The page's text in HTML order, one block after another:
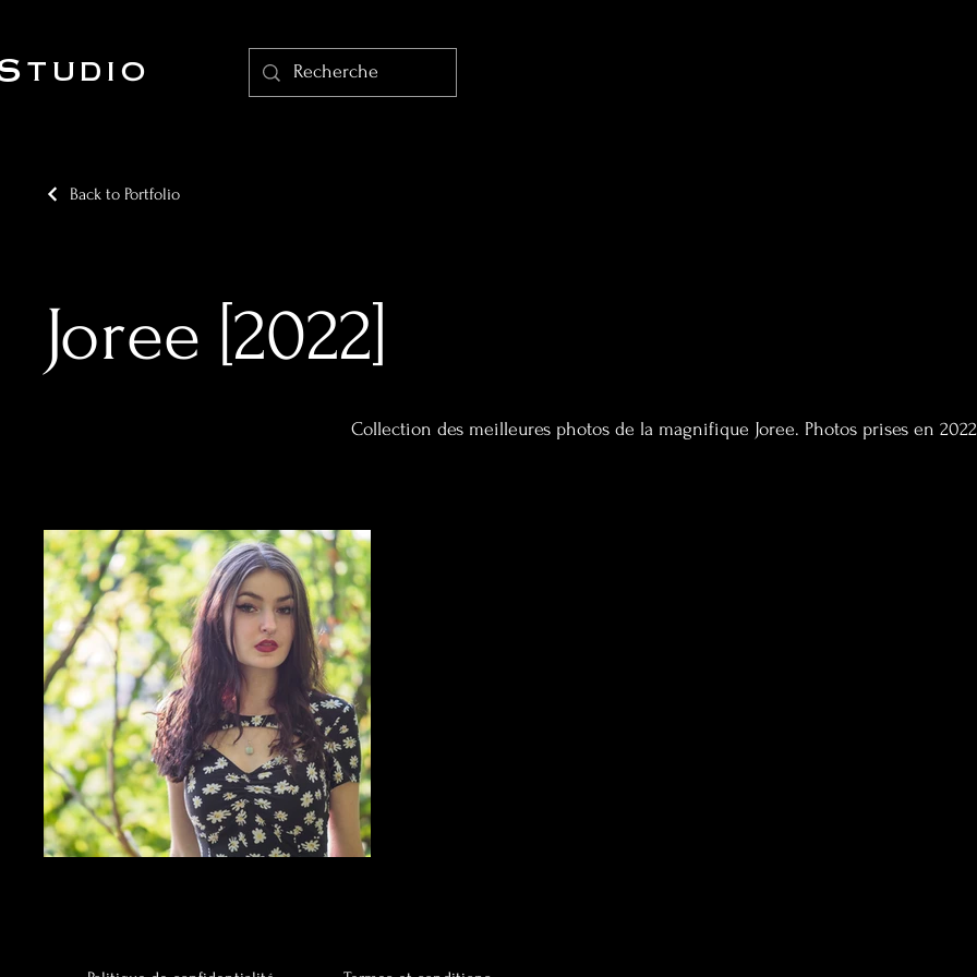
Back to Portfolio
Joree [2022]
Collection des meilleures photos de la magnifique Joree. Photos prises en